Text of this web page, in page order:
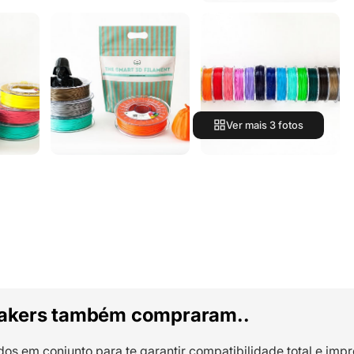
Ver mais 3 fotos
também compraram..